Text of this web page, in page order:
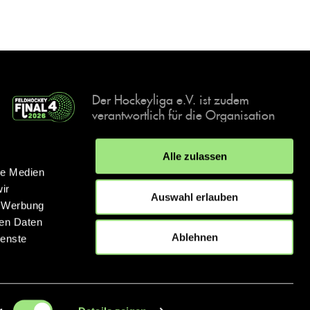
Medien
Daten
Alle zulassen
Auswahl erlauben
Ablehnen
Der Hockeyliga e.V. ist zudem
verantwortlich für die Organisation
Events, der deutschen Hockey-
Meisterschaften.
IMPRESSUM DATENSCHUTZERKLÄRUNG
© 2026 hockey.de